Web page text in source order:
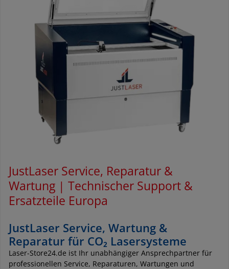
JustLaser Service, Reparatur &
Wartung | Technischer Support &
Ersatzteile Europa
JustLaser Service, Wartung &
Reparatur für CO₂ Lasersysteme
Laser-Store24.de ist Ihr unabhängiger Ansprechpartner für
professionellen Service, Reparaturen, Wartungen und